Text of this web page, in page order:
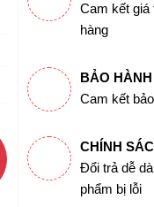
Cam kết giá
hàng
BẢO HÀNH
Cam kết
CHÍNH
Đổi trả dễ
phẩm bị lỗi